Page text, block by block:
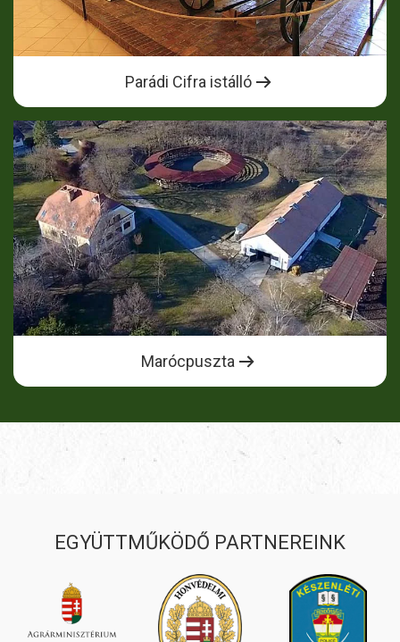
Parádi Cifra istálló
Marócpuszta
EGYÜTTMŰKÖDŐ PARTNEREINK